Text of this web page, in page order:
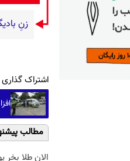
زنِ
اشتراک
مطالب